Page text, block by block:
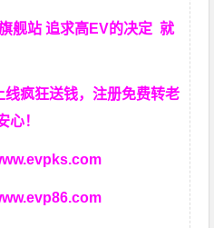
舰站 追求高EV的决定就
线疯狂送钱，注册免费转老
心！